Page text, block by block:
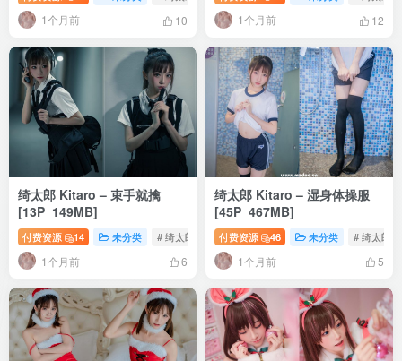
1个月前 10 1个月前 12
绮太郎 Kitaro – 束手就擒
[13P_149MB]
付费资源 14 未分类 # 绮太郎写真 # 束手就擒 # 写真套图
1个月前 6
绮太郎 Kitaro – 湿身体操服
[45P_467MB]
付费资源 46 未分类 # 绮太郎
1个月前 5